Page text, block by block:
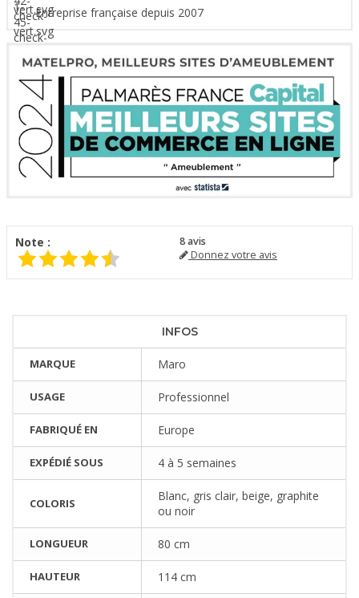
Entreprise française depuis 2007
Note : 8avis
Donnez votre avis
INFOS
MARQUE Maro
USAGE Professionnel
FABRIQUÉ EN Europe
EXPÉDIÉ SOUS 4 à 5 semaines
COLORIS
Blanc, gris clair, beige, graphite
ou noir
LONGUEUR 80 cm
HAUTEUR 114 cm